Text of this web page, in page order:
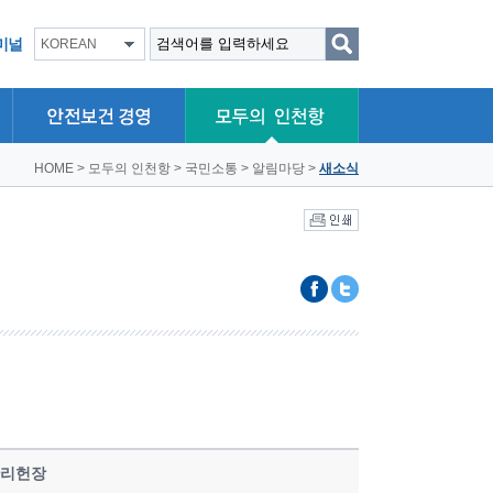
널 KOREAN
HOME > 모두의 인천항 > 국민소통 > 알림마당 > 새소식
헌장